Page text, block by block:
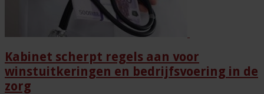
Kabinet scherpt regels aan voor
winstuitkeringen en bedrijfsvoering in de
zorg